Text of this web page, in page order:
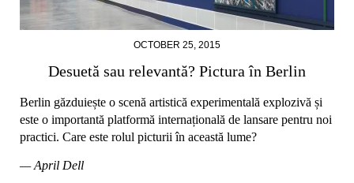
OCTOBER 25, 2015
Desuetă sau relevantă? Pictura în Berlin
Berlin găzduiește o scenă artistică experimentală explozivă și
este o importantă platformă internațională de lansare pentru noi
practici. Care este rolul picturii în această lume?
— April Dell